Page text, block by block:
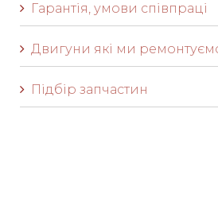
Гарантія, умови співпраці
Двигуни які ми
Підбір запчастин